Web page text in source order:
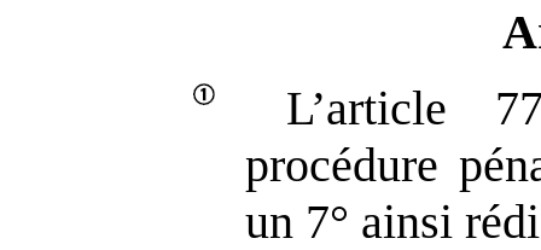
L’article
procédure
un 7° ainsi